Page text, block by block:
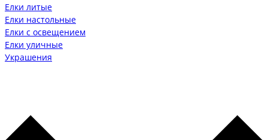
Елки литые
Елки настольные
Елки с освещением
Елки уличные
Украшения